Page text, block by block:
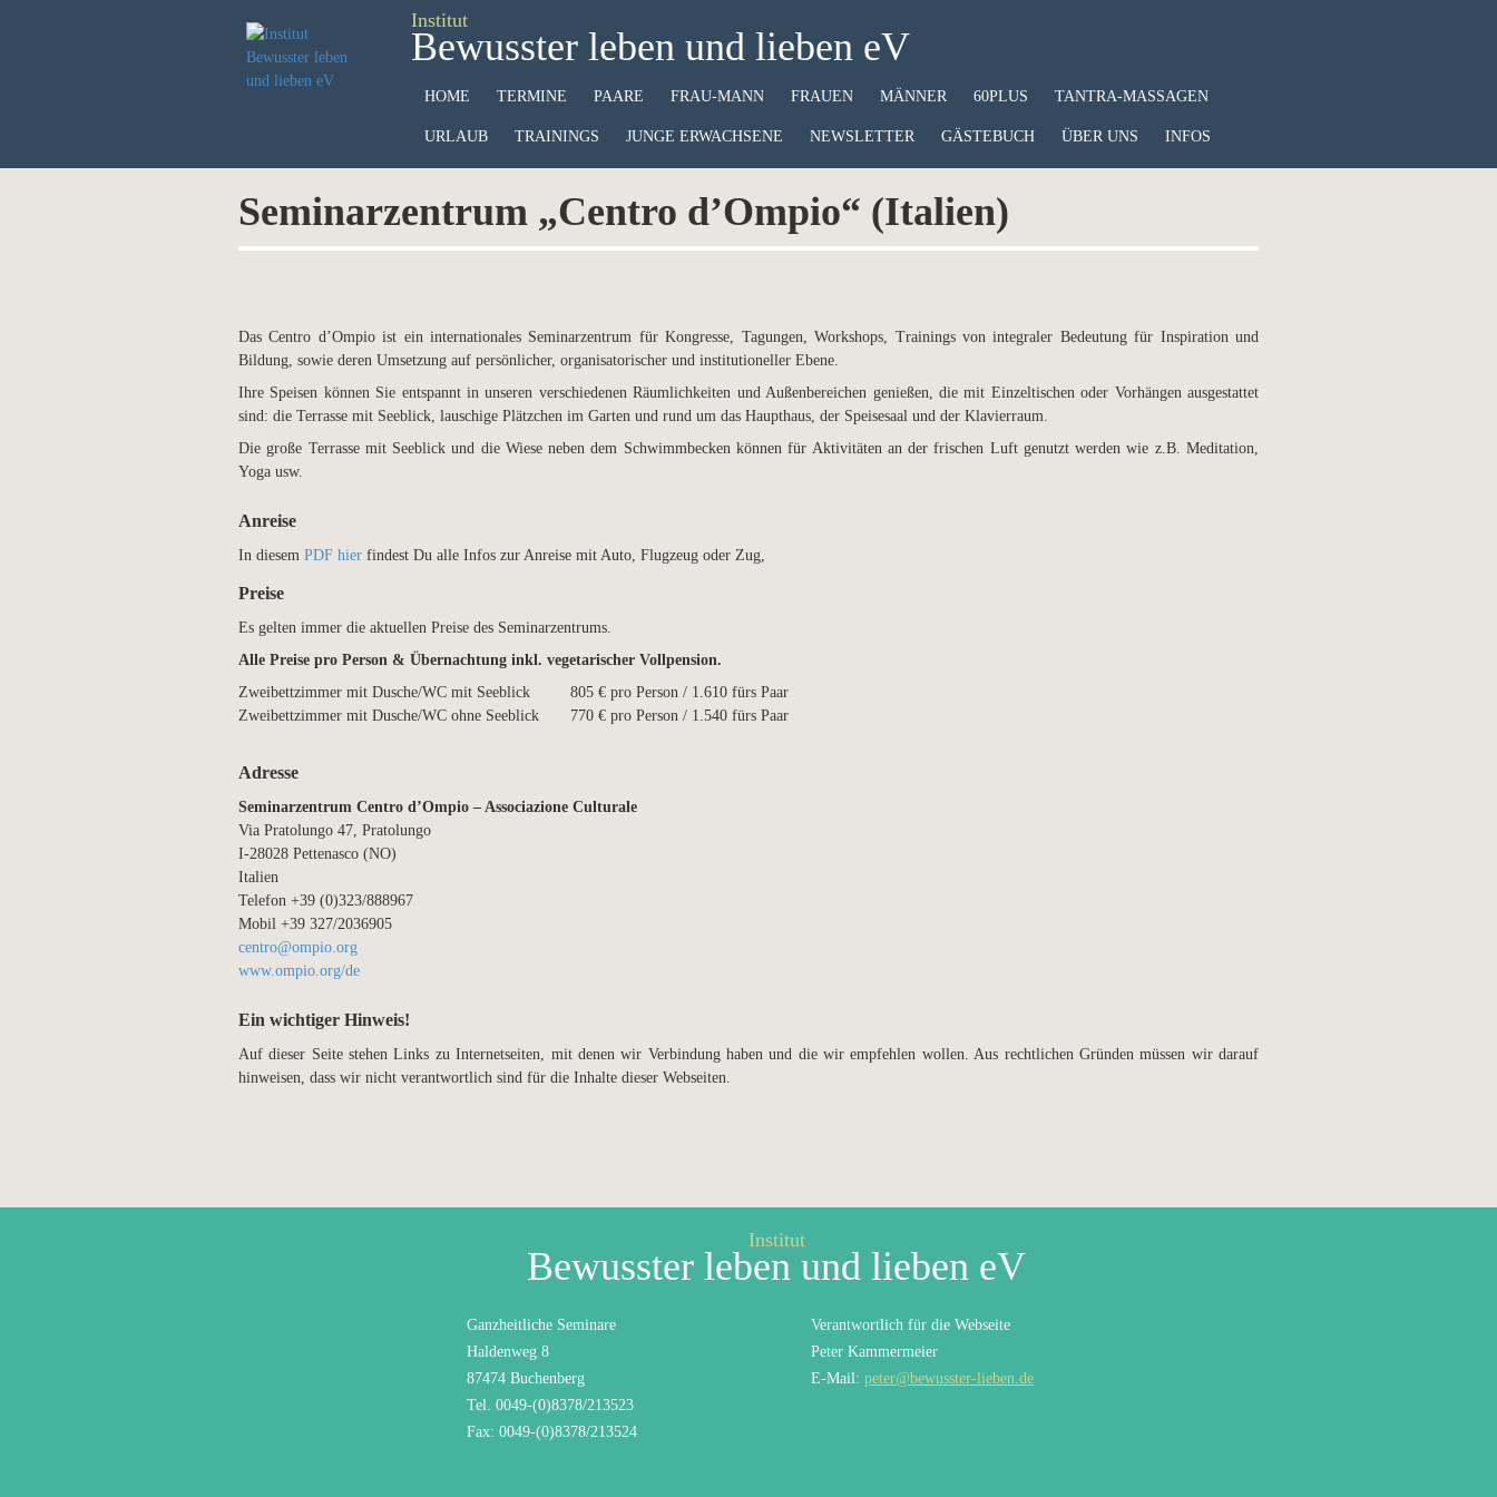
Institut
Bewusster leben und lieben eV
HOME TERMINE PAARE FRAU-MANN FRAUEN MÄNNER 60PLUS TANTRA-MASSAGEN
URLAUB TRAININGS JUNGE ERWACHSENE NEWSLETTER GÄSTEBUCH ÜBER UNS INFOS
Seminarzentrum „Centro d’Ompio“ (Italien)
Das Centro d’Ompio ist ein internationales Seminarzentrum für Kongresse, Tagungen, Workshops, Trainings von integraler Bedeutung für Inspiration und
Bildung, sowie deren Umsetzung auf persönlicher, organisatorischer und institutioneller Ebene.
Ihre Speisen können Sie entspannt in unseren verschiedenen Räumlichkeiten und Außenbereichen genießen, die mit Einzeltischen oder Vorhängen ausgestattet
sind: die Terrasse mit Seeblick, lauschige Plätzchen im Garten und rund um das Haupthaus, der Speisesaal und der Klavierraum.
Die große Terrasse mit Seeblick und die Wiese neben dem Schwimmbecken können für Aktivitäten an der frischen Luft genutzt werden wie z.B. Meditation,
Yoga usw.
Anreise
In diesem PDF hier findest Du alle Infos zur Anreise mit Auto, Flugzeug oder Zug,
Preise
Es gelten immer die aktuellen Preise des Seminarzentrums.
Alle Preise pro Person & Übernachtung inkl. vegetarischer Vollpension.
Zweibettzimmer mit Dusche/WC mit Seeblick
805 € pro Person / 1.610 fürs Paar
Zweibettzimmer mit Dusche/WC ohne Seeblick 770 € pro Person / 1.540 fürs Paar
Adresse
Seminarzentrum Centro d’Ompio – Associazione Culturale
Via Pratolungo 47, Pratolungo
I-28028 Pettenasco (NO)
Italien
Telefon +39 (0)323/888967
Mobil +39 327/2036905
centro@ompio.org
www.ompio.org/de
Ein wichtiger Hinweis!
Auf dieser Seite stehen Links zu Internetseiten, mit denen wir Verbindung haben und die wir empfehlen wollen. Aus rechtlichen Gründen müssen wir darauf
hinweisen, dass wir nicht verantwortlich sind für die Inhalte dieser Webseiten.
Institut
Bewusster leben und lieben eV
Ganzheitliche Seminare
Haldenweg 8
87474 Buchenberg
Tel. 0049-(0)8378/213523
Fax: 0049-(0)8378/213524
Verantwortlich für die Webseite
Peter Kammermeier
E-Mail: peter@bewusster-lieben.de